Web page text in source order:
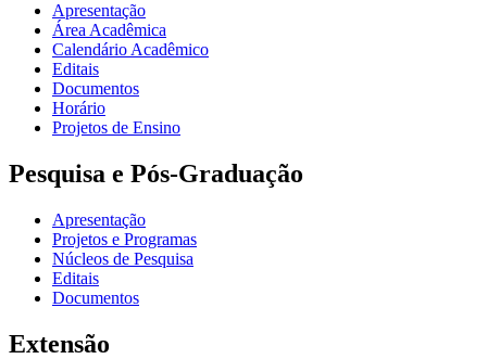
Apresentação
Área Acadêmica
Calendário Acadêmico
Editais
Documentos
Horário
Projetos de Ensino
Pesquisa e Pós-Graduação
Apresentação
Projetos e Programas
Núcleos de Pesquisa
Editais
Documentos
Extensão